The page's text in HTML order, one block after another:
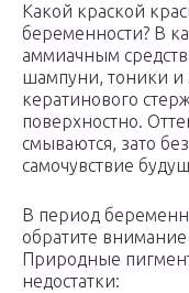
Какой краской
беременности? В
аммиачным
шампуни, тоники и
кератинового
поверхностно.
смываются, зато
самочувствие
В период
обратите
Природные
недостатки: